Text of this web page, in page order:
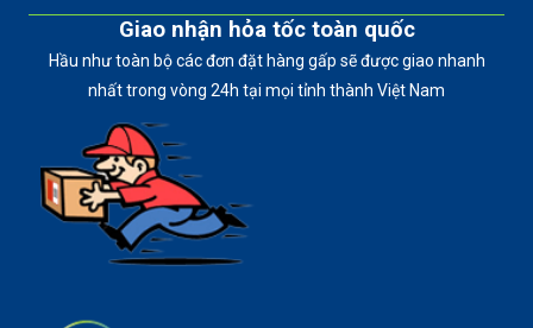
Giao nhận hỏa tốc toàn quốc
Hầu như toàn bộ các đơn đặt hàng gấp sẽ được giao nhanh
nhất trong vòng 24h tại mọi tỉnh thành Việt Nam